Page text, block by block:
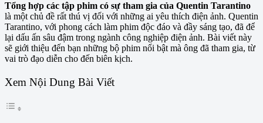
Tổng hợp các tập phim có sự tham gia của Quentin Tarantino
là một chủ đề rất thú vị đối với những ai yêu thích điện ảnh. Quentin
Tarantino, với phong cách làm phim độc đáo và đầy sáng tạo, đã để
lại dấu ấn sâu đậm trong ngành công nghiệp điện ảnh. Bài viết này
sẽ giới thiệu đến bạn những bộ phim nổi bật mà ông đã tham gia, từ
vai trò đạo diễn cho đến biên kịch.
Xem Nội Dung Bài Viết